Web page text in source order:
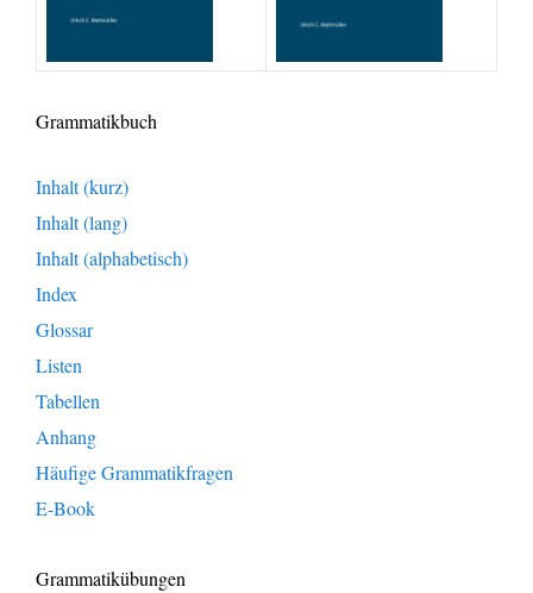
Grammatikbuch
Inhalt (kurz)
Inhalt (lang)
Inhalt (alphabetisch)
Index
Glossar
Listen
Tabellen
Anhang
Häufige Grammatikfragen
E-Book
Grammatikübungen